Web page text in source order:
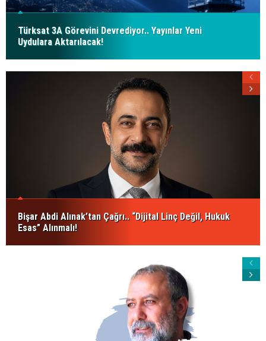
Türksat 3A Görevini Devrediyor.. Yayınlar Yeni
Uydulara Aktarılacak!
Bişar Abdi Alınak’tan Çağrı.. “Dijital Linç Değil, Hukuk
Esas” Alınmalı!